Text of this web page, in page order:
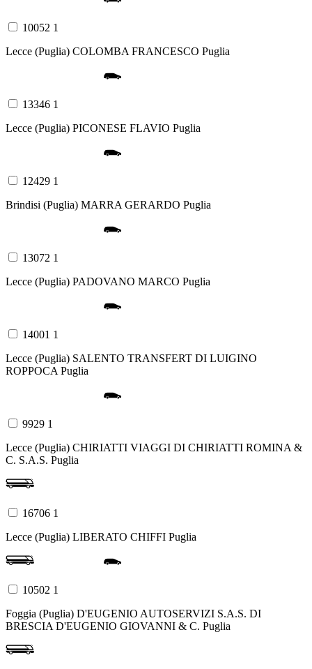
10052 1
Lecce (Puglia) COLOMBA FRANCESCO Puglia
13346 1
Lecce (Puglia) PICONESE FLAVIO Puglia
12429 1
Brindisi (Puglia) MARRA GERARDO Puglia
13072 1
Lecce (Puglia) PADOVANO MARCO Puglia
14001 1
Lecce (Puglia) SALENTO TRANSFERT DI LUIGINO
ROPPOCA Puglia
9929 1
Lecce (Puglia) CHIRIATTI VIAGGI DI CHIRIATTI ROMINA &
C. S.A.S. Puglia
16706 1
Lecce (Puglia) LIBERATO CHIFFI Puglia
10502 1
Foggia (Puglia) D'EUGENIO AUTOSERVIZI S.A.S. DI
BRESCIA D'EUGENIO GIOVANNI & C. Puglia